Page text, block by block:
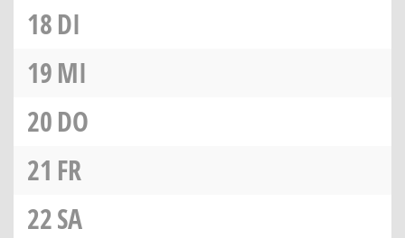
18DI
19MI
20DO
21 FR
22SA